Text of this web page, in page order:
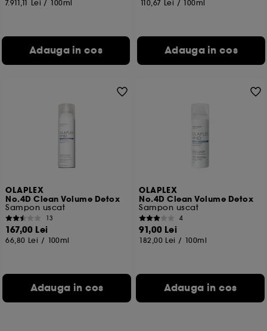
7.911,11 Lei / 100ml
Adauga in cos
110,67 Lei / 100ml
Adauga in cos
OLAPLEX
No.4D Clean Volume Detox
Sampon uscat
13
167,00 Lei
66,80 Lei / 100ml
Adauga in cos
OLAPLEX
No.4D Clean Volume Detox
Sampon uscat
4
91,00 Lei
182,00 Lei / 100ml
Adauga in cos